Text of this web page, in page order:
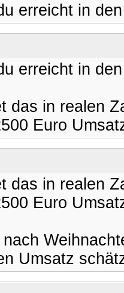
erreicht in
erreicht in
das in realen
Euro
das in realen
Euro
Umsatz